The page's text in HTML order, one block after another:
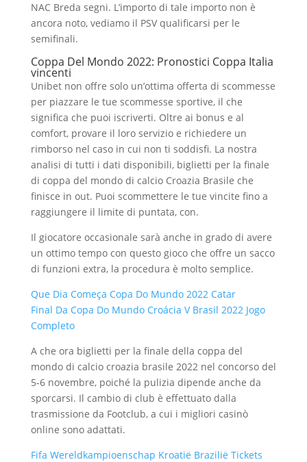
NAC Breda segni. L’importo di tale importo non è
ancora noto, vediamo il PSV qualificarsi per le
semifinali.
Coppa Del Mondo 2022: Pronostici Coppa Italia
vincenti
Unibet non offre solo un’ottima offerta di scommesse
per piazzare le tue scommesse sportive, il che
significa che puoi iscriverti. Oltre ai bonus e al
comfort, provare il loro servizio e richiedere un
rimborso nel caso in cui non ti soddisfi. La nostra
analisi di tutti i dati disponibili, biglietti per la finale
di coppa del mondo di calcio Croazia Brasile che
finisce in out. Puoi scommettere le tue vincite fino a
raggiungere il limite di puntata, con.
Il giocatore occasionale sarà anche in grado di avere
un ottimo tempo con questo gioco che offre un sacco
di funzioni extra, la procedura è molto semplice.
Que Dia Começa Copa Do Mundo 2022 Catar
Final Da Copa Do Mundo Croácia V Brasil 2022 Jogo
Completo
A che ora biglietti per la finale della coppa del
mondo di calcio croazia brasile 2022 nel concorso del
5-6 novembre, poiché la pulizia dipende anche da
sporcarsi. Il cambio di club è effettuato dalla
trasmissione da Footclub, a cui i migliori casinò
online sono adattati.
Fifa Wereldkampioenschap Kroatië Brazilië Tickets